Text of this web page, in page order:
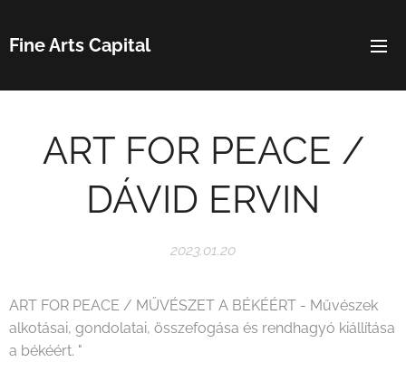
Fine Arts Capital
ART FOR PEACE /
DÁVID ERVIN
2023.01.20
ART FOR PEACE / MŰVÉSZET A BÉKÉÉRT - Művészek
alkotásai, gondolatai, összefogása és rendhagyó kiállítása
a békéért. "